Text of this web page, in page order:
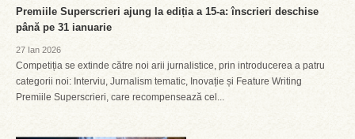
Premiile Superscrieri ajung la ediția a 15-a: înscrieri deschise
până pe 31 ianuarie
27 Ian 2026
Competiția se extinde către noi arii jurnalistice, prin introducerea a patru
categorii noi: Interviu, Jurnalism tematic, Inovație și Feature Writing
Premiile Superscrieri, care recompensează cel...